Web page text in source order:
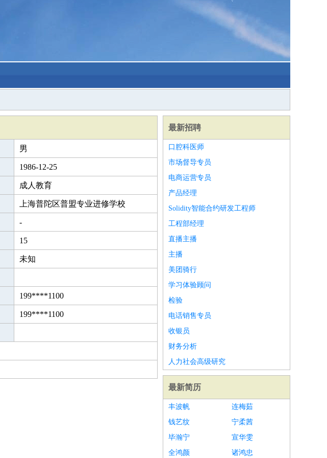
男
1986-12-25
成人教育
上海普陀区普盟专业进修学校
-
15
未知
199****1100
199****1100
最新招聘
口腔科医师
市场督导专员
电商运营专员
产品经理
Solidity智能合约研发工程师
工程部经理
直播主播
主播
美团骑行
学习体验顾问
检验
电话销售专员
收银员
财务分析
人力社会高级研究
最新简历
丰波帆
连梅茹
钱艺纹
宁柔茜
毕瀚宁
宣华雯
全鸿颜
诸鸿忠